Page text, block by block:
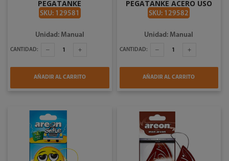
PEGATANKE
TRANSPARENTE
SKU: 129581
Unidad: Manual
CANTIDAD:
AÑADIR AL CARRITO
PEGATANKE ACERO USO
INDUTRIAL 44CC
SKU: 129582
Unidad: Manual
CANTIDAD:
AÑADIR AL CARRITO